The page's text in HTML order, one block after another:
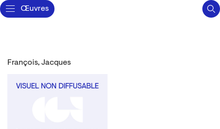
Œuvres
François, Jacques